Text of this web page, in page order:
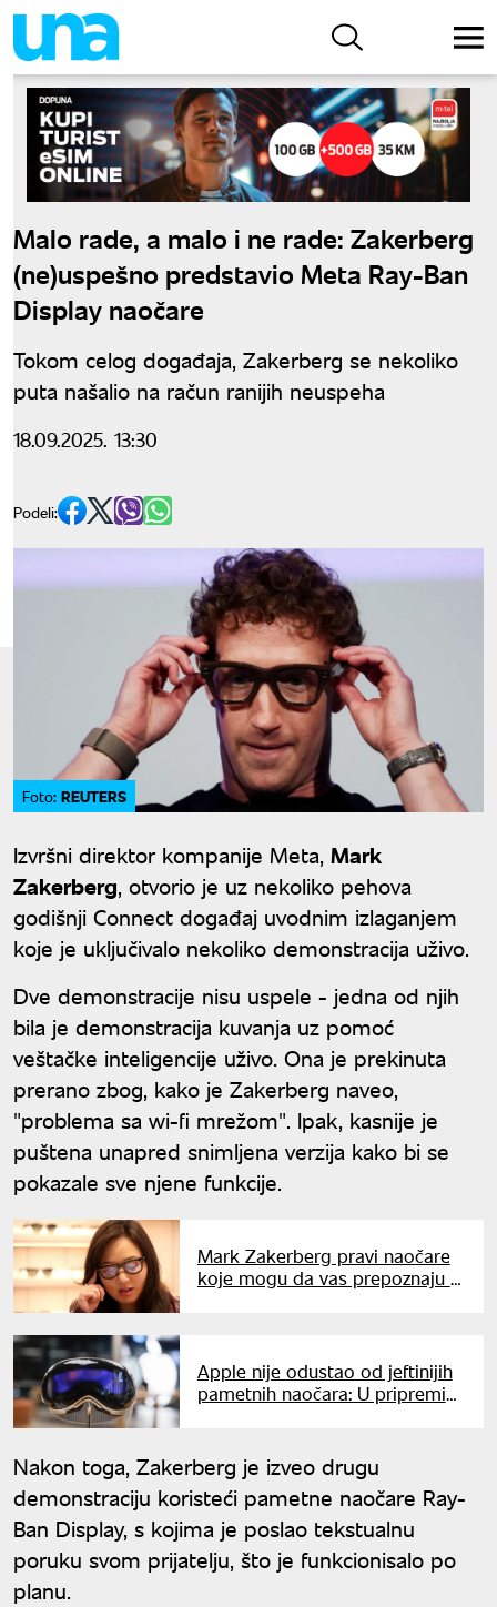
Malo rade, a malo i ne rade: Zakerberg
(ne)uspešno predstavio Meta Ray-Ban
Display naočare
Tokom celog događaja, Zakerberg se nekoliko
puta našalio na račun ranijih neuspeha
18.09.2025. 13:30
Podeli:
Foto: REUTERS
Izvršni direktor kompanije Meta, Mark
Zakerberg, otvorio je uz nekoliko pehova
godišnji Connect događaj uvodnim izlaganjem
koje je uključivalo nekoliko demonstracija uživo.
Dve demonstracije nisu uspele - jedna od njih
bila je demonstracija kuvanja uz pomoć
veštačke inteligencije uživo. Ona je prekinuta
prerano zbog, kako je Zakerberg naveo,
"problema sa wi-fi mrežom". Ipak, kasnije je
puštena unapred snimljena verzija kako bi se
pokazale sve njene funkcije.
Mark Zakerberg pravi naočare
koje mogu da vas prepoznaju u
Apple nije odustao od jeftinijih
pametnih naočara: U pripremi
Nakon toga, Zakerberg je izveo drugu
demonstraciju koristeći pametne naočare Ray-
Ban Display, s kojima je poslao tekstualnu
poruku svom prijatelju, što je funkcionisalo po
planu.